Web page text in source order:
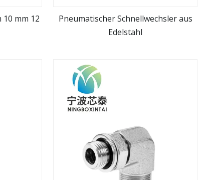
10 mm 12
mehr sehen
Pneumatischer Schnellwechsler aus
Edelstahl